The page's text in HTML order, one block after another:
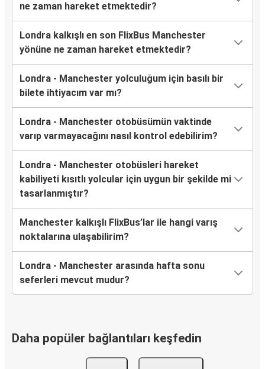
ne zaman hareket etmektedir?
Londra kalkışlı en son FlixBus Manchester
yönüne ne zaman hareket etmektedir?
Londra - Manchester yolculuğum için basılı bir
bilete ihtiyacım var mı?
Londra - Manchester otobüsümün vaktinde
varıp varmayacağını nasıl kontrol edebilirim?
Londra - Manchester otobüsleri hareket
kabiliyeti kısıtlı yolcular için uygun bir şekilde mi
tasarlanmıştır?
Manchester kalkışlı FlixBus’lar ile hangi varış
noktalarına ulaşabilirim?
Londra - Manchester arasında hafta sonu
seferleri mevcut mudur?
Daha popüler bağlantıları keşfedin